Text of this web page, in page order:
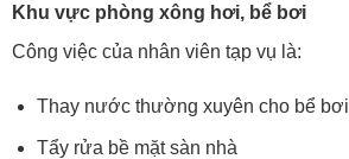
Khu vực phòng xông hơi, bể bơi
Công việc của nhân viên tạp vụ là:
Thay nước thường xuyên cho bể bơi
Tẩy rửa bề mặt sàn nhà